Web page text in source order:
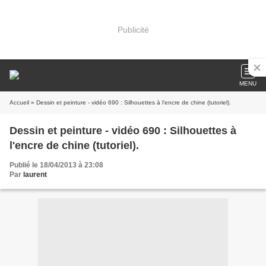
Publicité
MENU
Accueil » Dessin et peinture - vidéo 690 : Silhouettes à l'encre de chine (tutoriel).
Dessin et peinture - vidéo 690 : Silhouettes à
l'encre de chine (tutoriel).
Publié le 18/04/2013 à 23:08
Par laurent